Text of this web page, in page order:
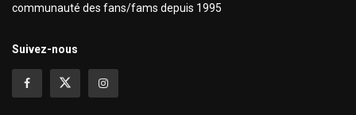
communauté des fans/fams depuis 1995
Suivez-nous